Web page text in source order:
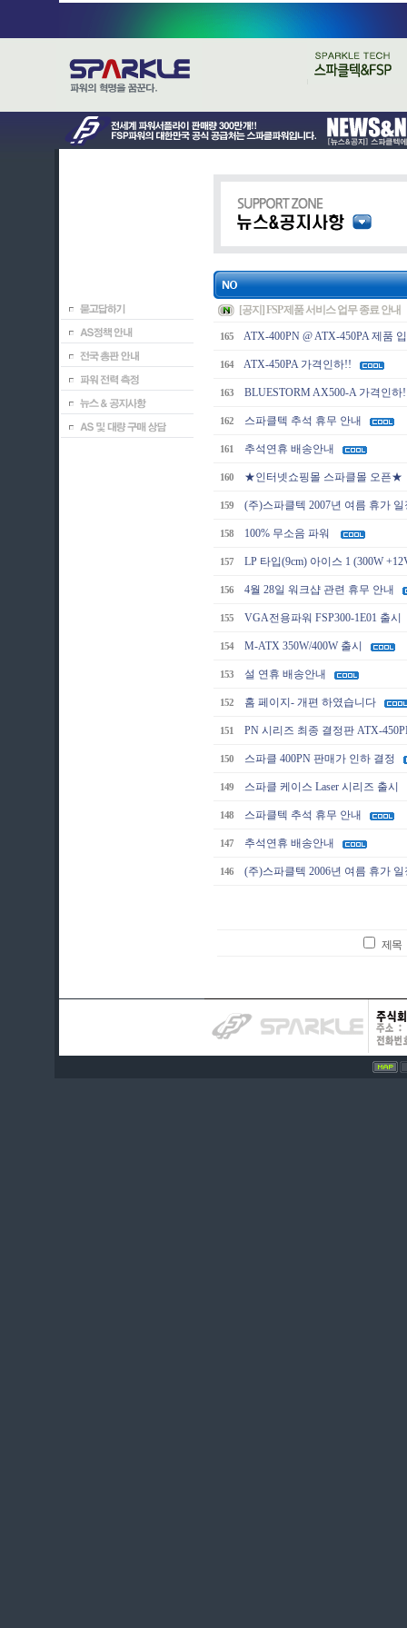
[공지] FSP 제품 서비스 업무 종료 안내
165 ATX-400PN @ ATX-450PA 제품
164 ATX-450PA 가격인하!!
163 BLUESTORM AX500-A 가격인하
162 스파클텍 추석 휴무 안내
161 추석연휴 배송안내
160 ★인터넷쇼핑몰 스파클몰 오픈★
159 (주)스파클텍 2007년 여름 휴가
158 100% 무소음 파워
157 LP 타입(9cm) 아이스 1 (300W
156 4월 28일 워크샵 관련 휴무 안내
155 VGA전용파워 FSP300-1E01 출시
154 M-ATX 350W/400W 출시
153 설 연휴 배송안내
152 홈 페이지- 개편 하였습니다
151 PN 시리즈 최종 결정판 ATX-
150 스파클 400PN 판매가 인하 결정
149 스파클 케이스 Laser 시리즈 출시
148 스파클텍 추석 휴무 안내
147 추석연휴 배송안내
146 (주)스파클텍 2006년 여름 휴가
제목